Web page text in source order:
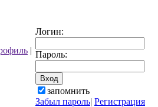
|
Логин:
Пароль:
запомнить
Забыл пароль| Регистрация